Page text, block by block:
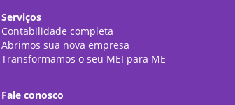
Serviços
Contabilidade completa
Abrimos sua nova empresa
Transformamos o seu MEI para ME
Fale conosco